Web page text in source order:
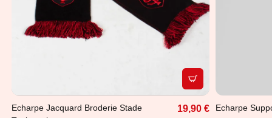
APERÇU RAPIDE
Echarpe Jacquard Broderie Stade
19,90 € Echarpe